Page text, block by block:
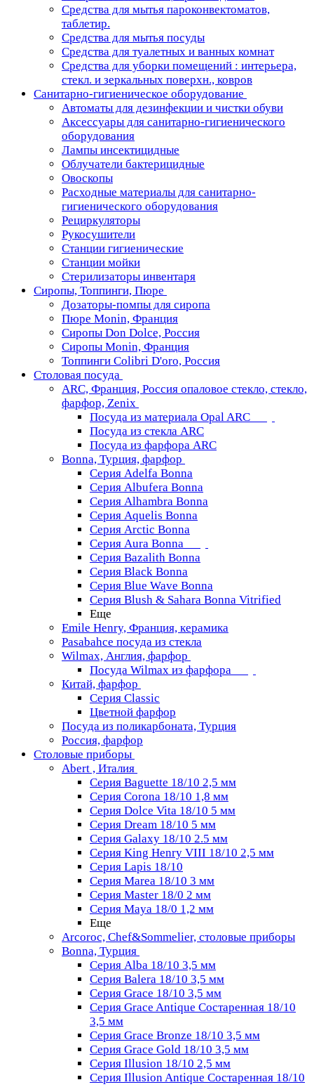
Средства для мытья пароконвектоматов,
таблетир.
Средства для мытья посуды
Средства для туалетных и ванных комнат
Средства для уборки помещений : интерьера,
стекл. и зеркальных поверхн., ковров
Санитарно-гигиеническое оборудование
Автоматы для дезинфекции и чистки обуви
Аксессуары для санитарно-гигиенического
оборудования
Лампы инсектицидные
Облучатели бактерицидные
Овоскопы
Расходные материалы для санитарно-
гигиенического оборудования
Рециркуляторы
Рукосушители
Станции гигиенические
Станции мойки
Стерилизаторы инвентаря
Сиропы, Топпинги, Пюре
Дозаторы-помпы для сиропа
Пюре Monin, Франция
Сиропы Don Dolce, Россия
Сиропы Monin, Франция
Топпинги Colibri D'oro, Россия
Столовая посуда
ARC, Франция, Россия опаловое стекло, стекло,
фарфор, Zenix
Посуда из материала Opal ARC
Посуда из стекла ARC
Посуда из фарфора ARC
Bonna, Турция, фарфор
Серия Adelfa Bonna
Серия Albufera Bonna
Серия Alhambra Bonna
Серия Aquelis Bonna
Серия Arctic Bonna
Серия Aura Bonna
Серия Bazalith Bonna
Серия Black Bonna
Серия Blue Wave Bonna
Серия Blush & Sahara Bonna Vitrified
Еще
Emile Henry, Франция, керамика
Pasabahce посуда из стекла
Wilmax, Англия, фарфор
Посуда Wilmax из фарфора
Китай, фарфор
Серия Classiс
Цветной фарфор
Посуда из поликарбоната, Турция
Россия, фарфор
Столовые приборы
Abert , Италия
Серия Baguette 18/10 2,5 мм
Серия Corona 18/10 1,8 мм
Серия Dolce Vita 18/10 5 мм
Серия Dream 18/10 5 мм
Серия Galaxy 18/10 2.5 мм
Серия King Henry VIII 18/10 2,5 мм
Серия Lapis 18/10
Серия Marea 18/10 3 мм
Серия Master 18/0 2 мм
Серия Maya 18/0 1,2 мм
Еще
Arcoroc, Chef&Sommelier, столовые приборы
Bonna, Турция
Серия Alba 18/10 3,5 мм
Серия Balera 18/10 3,5 мм
Серия Grace 18/10 3,5 мм
Серия Grace Antique Состаренная 18/10
3,5 мм
Серия Grace Bronze 18/10 3,5 мм
Серия Grace Gold 18/10 3,5 мм
Серия Illusion 18/10 2,5 мм
Серия Illusion Antique Состаренная 18/10